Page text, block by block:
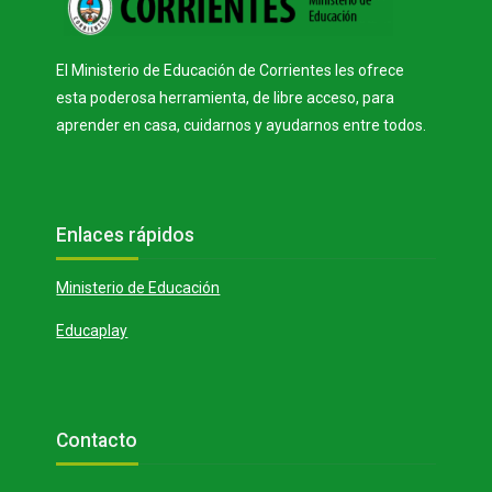
V
d
El Ministerio de Educación de Corrientes les ofrece
esta poderosa herramienta, de libre acceso, para
aprender en casa, cuidarnos y ayudarnos entre todos.
Bloques
Enlaces rápidos
Ministerio de Educación
Educaplay
Bloques
Contacto